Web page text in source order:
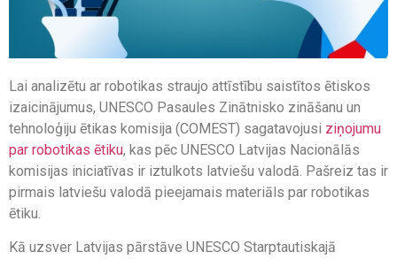
Lai analizētu ar robotikas straujo attīstību saistītos ētiskos
izaicinājumus, UNESCO Pasaules Zinātnisko zināšanu un
tehnoloģiju ētikas komisija (COMEST) sagatavojusi ziņojumu
par robotikas ētiku, kas pēc UNESCO Latvijas Nacionālās
komisijas iniciatīvas ir iztulkots latviešu valodā. Pašreiz tas ir
pirmais latviešu valodā pieejamais materiāls par robotikas
ētiku.
Kā uzsver Latvijas pārstāve UNESCO Starptautiskajā